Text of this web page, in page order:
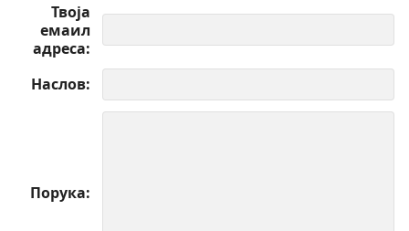
Твоја
емаил
адреса
Наслов
Порука